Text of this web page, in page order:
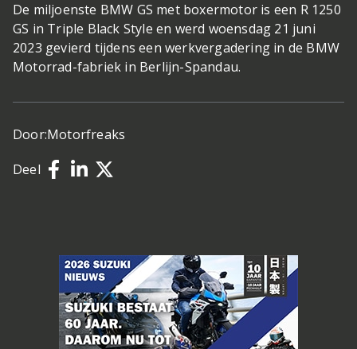
De miljoenste BMW GS met boxermotor is een R 1250
GS in Triple Black Style en werd woensdag 21 juni
2023 gevierd tijdens een werkvergadering in de BMW
Motorrad-fabriek in Berlijn-Spandau.
Door:Motorfreaks
Deel